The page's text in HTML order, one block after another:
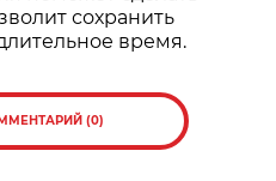
сохранить
время.
(0)